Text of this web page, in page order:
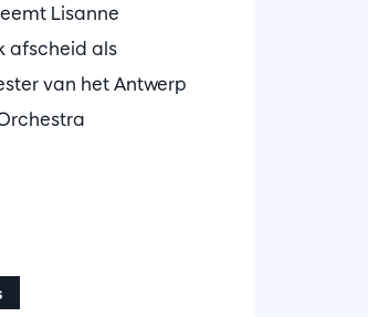
Lisanne
afscheid als
van het Antwerp